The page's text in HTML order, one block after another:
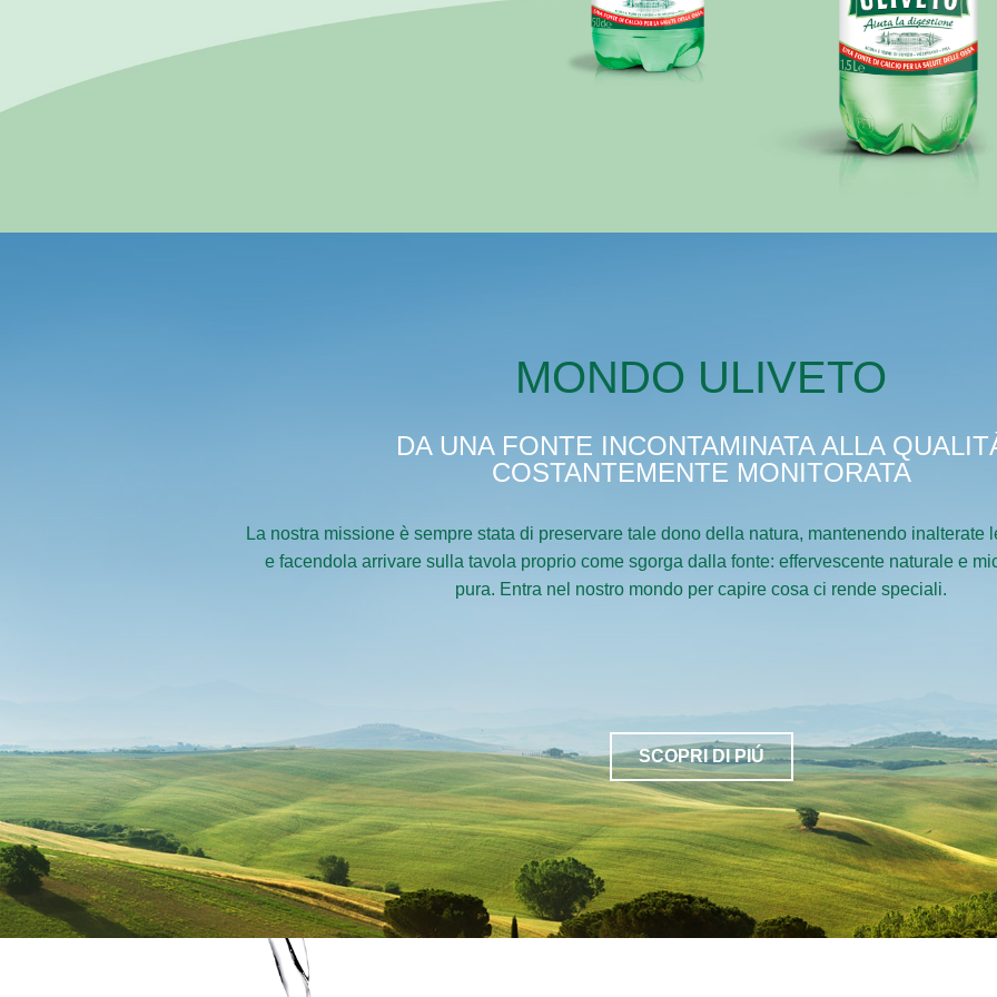
MONDO ULIVETO
DA UNA FONTE INCONTAMINATA ALLA
COSTANTEMENTE MONITORATA
La nostra missione è sempre stata di preservare tale dono della natura, mantenendo inalterate
e facendola arrivare sulla tavola proprio come sgorga dalla fonte: effervescente naturale e
pura. Entra nel nostro mondo per capire cosa ci rende speciali.
SCOPRI DI PIÚ